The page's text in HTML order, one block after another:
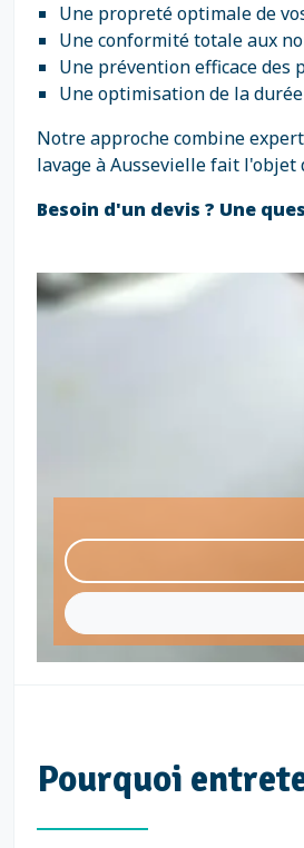
Une propreté optimale de
Une conformité totale aux
Une prévention efficace des
Une optimisation de la
Notre approche combine
lavage à Aussevielle fait
Besoin d'un devis ? Une
Pourquoi